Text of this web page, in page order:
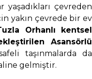
yaşadıkları çevreden
yakın çevrede bir ev
Orhanlı kentsel
Asansörlü
taşınmalarda da
gelmiştir.